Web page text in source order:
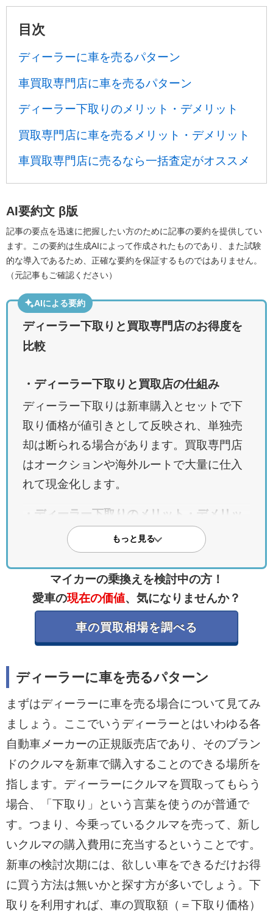
目次
ディーラーに車を売るパターン
車買取専門店に車を売るパターン
ディーラー下取りのメリット・デメリット
買取専門店に車を売るメリット・デメリット
車買取専門店に売るなら一括査定がオススメ
AI要約文 β版
記事の要点を迅速に把握したい方のために記事の要約を提供してい
ます。この要約は生成AIによって作成されたものであり、また試験
的な導入であるため、正確な要約を保証するものではありません。
（元記事もご確認ください）
AIによる要約
ディーラー下取りと買取専門店のお得度を
比較
・ディーラー下取りと買取店の仕組み
ディーラー下取りは新車購入とセットで下
取り価格が値引きとして反映され、単独売
却は断られる場合があります。買取専門店
はオークションや海外ルートで大量に仕入
れて現金化します。
・ディーラー下取りのメリット・デメリッ
手間なく手続きと代車利用ができる一方
で、査定額は買取店より低く、下取り額と
値引き額の内訳が見えにくい点に注意が必
要です。
・買取専門店のメリット・デメリット
取り可能ですが、査定依頼や交渉の手間が
かかり、代車が手配できないこともありま
す。
一括査定を活用して複数の買取業者を比較
し、競合を促すことで査定額を引き上げ、
高額売却を実現しましょう。
もっと見る
マイカーの乗換えを検討中の方！
愛車の現在の価値、気になりませんか？
車の買取相場を調べる
ディーラーに車を売るパターン
まずはディーラーに車を売る場合について見てみ
ましょう。ここでいうディーラーとはいわゆる各
自動車メーカーの正規販売店であり、そのブラン
ドのクルマを新車で購入することのできる場所を
指します。ディーラーにクルマを買取ってもらう
場合、「下取り」という言葉を使うのが普通で
す。つまり、今乗っているクルマを売って、新し
いクルマの購入費用に充当するということです。
新車の検討次期には、欲しい車をできるだけお得
に買う方法は無いかと探す方が多いでしょう。下
取りを利用すれば、車の買取額（＝下取り価格）